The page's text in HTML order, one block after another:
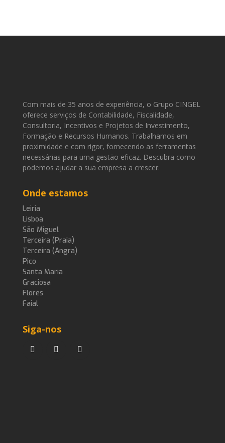
Com mais de 35 anos de experiência, o Grupo CINGEL
oferece serviços de Contabilidade, Fiscalidade,
Consultoria, Incentivos e Projetos de Investimento,
Formação e Recursos Humanos. Trabalhamos em
proximidade e com rigor, fornecendo as ferramentas
necessárias para uma gestão eficaz. Descubra como
podemos ajudar a sua empresa a crescer.
Onde estamos
Leiria
Lisboa
São Miguel
Terceira (Praia)
Terceira (Angra)
Pico
Santa Maria
Graciosa
Flores
Faial
Siga-nos